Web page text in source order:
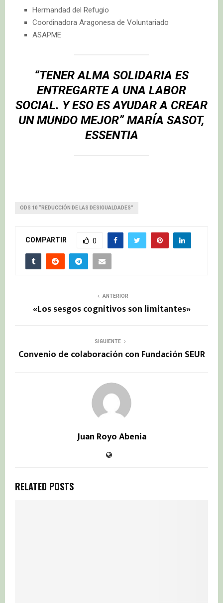
Hermandad del Refugio
Coordinadora Aragonesa de Voluntariado
ASAPME
“TENER ALMA SOLIDARIA ES
ENTREGARTE A UNA LABOR
SOCIAL. Y ESO ES AYUDAR A CREAR
UN MUNDO MEJOR”MARÍA SASOT,
ESSENTIA
ODS 10 “REDUCCIÓN DE LAS DESIGUALDADES”
COMPARTIR 0
ANTERIOR
«Los sesgos cognitivos son limitantes»
SIGUIENTE
Convenio de colaboración con Fundación SEUR
Juan Royo Abenia
RELATED POSTS